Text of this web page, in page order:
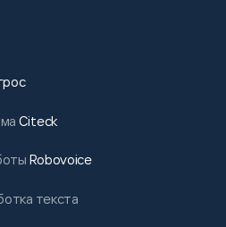
Citeck
Robovoice
текста